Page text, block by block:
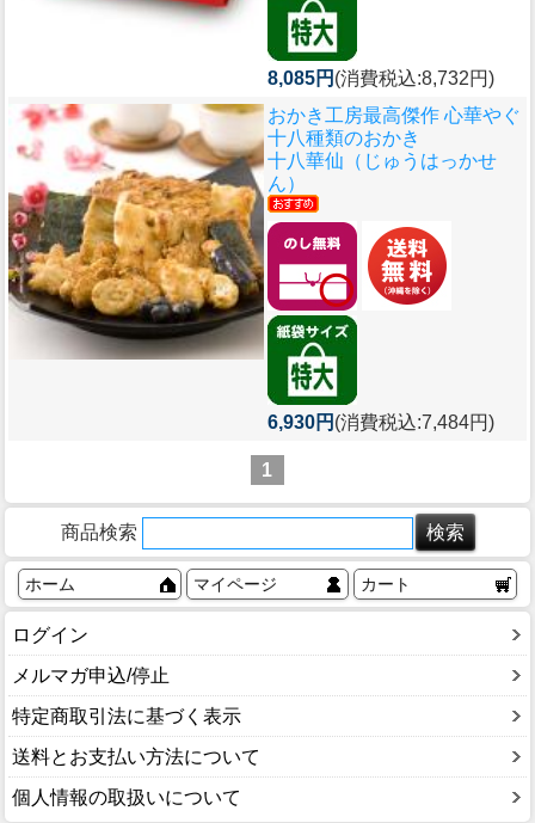
8,085円 (消費税込:8,732円)
おかき工房最高傑作 心華やぐ
十八種類のおかき
十八華仙（じゅうはっかせ
ん）
6,930円 (消費税込:7,484円)
1
商品検索
ホーム マイページ カート
ログイン
メルマガ申込/停止
特定商取引法に基づく表示
送料とお支払い方法について
個人情報の取扱いについて